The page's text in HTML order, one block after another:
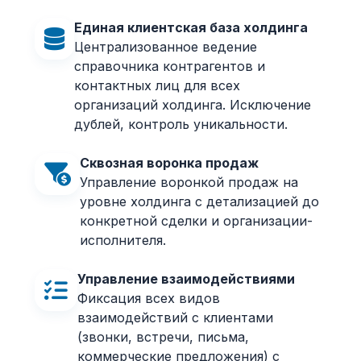
Единая клиентская база холдинга
Централизованное ведение
справочника контрагентов и
контактных лиц для всех
организаций холдинга. Исключение
дублей, контроль уникальности.
Сквозная воронка продаж
Управление воронкой продаж на
уровне холдинга с детализацией до
конкретной сделки и организации-
исполнителя.
Управление взаимодействиями
Фиксация всех видов
взаимодействий с клиентами
(звонки, встречи, письма,
коммерческие предложения) с